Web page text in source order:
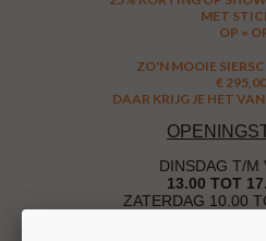
MET
OP =
ZO'N MOOIE
€
DAAR KRIJG JE HET
DINSDAG T/M
13.00 TOT
ZATERDAG 10.00